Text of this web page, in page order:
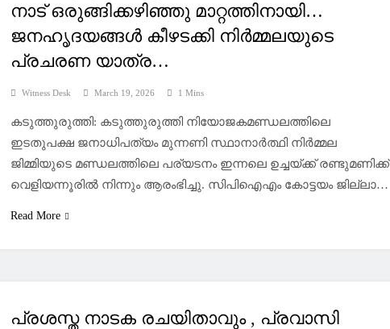
നാട് ഒരുങ്ങിക്കഴിഞ്ഞു മാറ്റത്തിനായി…
ജനഹൃദയങ്ങൾ കീഴടക്കി നിർമ്മലയുടെ
പ്രചരണ യാത്ര…
Witness Desk March 19, 2026 1 Mins
കടുത്തുരുത്തി: കടുത്തുരുത്തി നിയോജകമണ്ഡലത്തിലെ
ഇടതുപക്ഷ ജനാധിപത്യം മുന്നണി സ്ഥാനാർത്ഥി നിർമ്മല
ജിമ്മിയുടെ മണ്ഡലത്തിലെ പര്യടനം ഇന്നലെ ഉച്ചയ്ക്ക് രണ്ടുമണിക്ക്
വെളിയന്നൂരിൽ നിന്നും ആരംഭിച്ചു. സിപിഐഎം കോട്ടയം ജില്ലാ…
Read More
പ്രശസ്ത നാടക രചയിതാവും , പ്രവാസി